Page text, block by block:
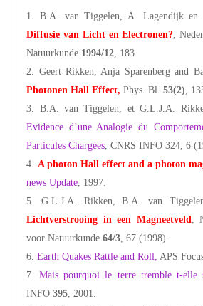
B.A. van Tiggelen, A. Lagendijk
Diffusie van Licht en Electronen?,
Natuurkunde 1994/12, 183.
Geert Rikken, Anja Sparenberg and
Photonen Hall Effect, Phys. Bl. 53(2),
B.A. van Tiggelen, et G.L.J.A.
Evidence d’une Analogie du
Particules Chargées, CNRS INFO 324, 6
A photon Hall effect and a photon
news Update, 1997.
G.L.J.A. Rikken, B.A. van
Lichtverstrooing in een Magneetveld,
voor Natuurkunde64/3, 67 (1998).
Earth Quakes Rattle and Roll, APS
Mais pourquoi le terre tremble t-elle
INFO395, 2001.